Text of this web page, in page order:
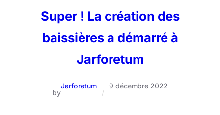
Super ! La création des
baissières a démarré à
Jarforetum
by
Jarforetum
/
9 décembre 2022